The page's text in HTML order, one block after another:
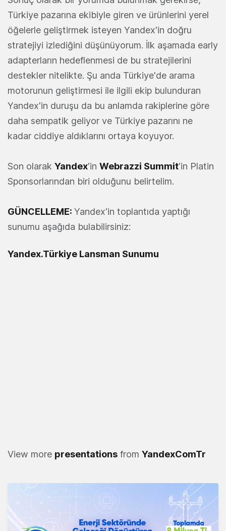
Türkiye pazarına ekibiyle giren ve ürünlerini yerel
öğelerle geliştirmek isteyen Yandex'in doğru
stratejiyi izlediğini düşünüyorum. İlk aşamada early
adapterların hedeflenmesi de bu stratejilerini
destekler nitelikte. Şu anda Türkiye'de arama
motorunun geliştirmesi ile ilgili ekip bulunduran
Yandex'in duruşu da bu anlamda rakiplerine göre
daha sempatik geliyor ve Türkiye pazarını ne
kadar ciddiye aldıklarını ortaya koyuyor.
Son olarak Yandex'in Webrazzi Summit'in Platin
Sponsorlarından biri olduğunu belirtelim.
GÜNCELLEME: Yandex'in toplantıda yaptığı
sunumu aşağıda bulabilirsiniz:
Yandex.Türkiye Lansman Sunumu
View more presentations from YandexComTr